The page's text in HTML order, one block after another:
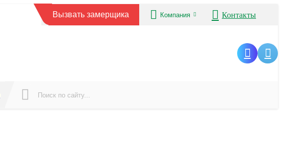
Вызвать замерщика Компания Контакты